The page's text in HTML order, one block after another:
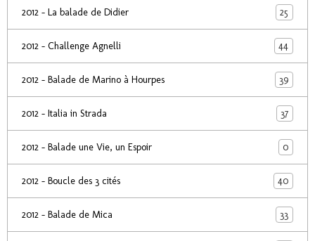
2012 - La balade de Didier 25
2012 - Challenge Agnelli 44
2012 - Balade de Marino à Hourpes 39
2012 - Italia in Strada 37
2012 - Balade une Vie, un Espoir 0
2012 - Boucle des 3 cités 40
2012 - Balade de Mica 33